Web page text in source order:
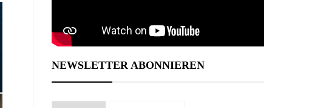
NEWSLETTER ABONNIEREN